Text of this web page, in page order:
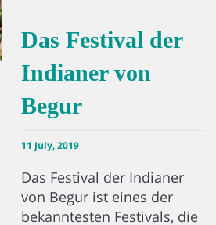
Das Festival der
Indianer von
Begur
11 July, 2019
Das Festival der Indianer
von Begur ist eines der
bekanntesten Festivals, die